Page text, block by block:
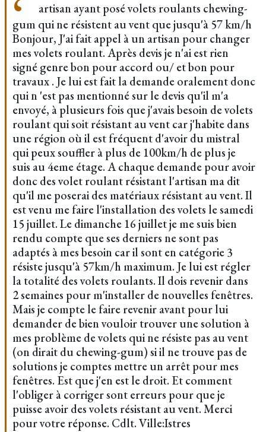
artisan ayant posé volets roulants chewing-
gum qui ne résistent au vent que jusqu'à 57 km/h
Bonjour, J'ai fait appel à un artisan pour changer
mes volets roulant. Après devis je n'ai est rien
signé genre bon pour accord ou/ et bon pour
travaux . Je lui est fait la demande oralement donc
qui n 'est pas mentionné sur le devis qu'il m'a
envoyé, à plusieurs fois que j'avais besoin de volets
roulant qui soit résistant au vent car j'habite dans
une région où il est fréquent d'avoir du mistral
qui peux souffler à plus de 100km/h de plus je
suis au 4eme étage. A chaque demande pour avoir
donc des volet roulant résistant l'artisan ma dit
qu'il me poserai des matériaux résistant au vent. Il
est venu me faire l'installation des volets le samedi
15 juillet. Le dimanche 16 juillet je me suis bien
rendu compte que ses derniers ne sont pas
adaptés à mes besoin car il sont en catégorie 3
résiste jusqu'à 57km/h maximum. Je lui est régler
la totalité des volets roulants. Il dois revenir dans
2 semaines pour m'installer de nouvelles fenêtres.
Mais je compte le faire revenir avant pour lui
demander de bien vouloir trouver une solution à
mes problème de volets qui ne résiste pas au vent
(on dirait du chewing-gum) si il ne trouve pas de
solutions je comptes mettre un arrêt pour mes
fenêtres. Est que j'en est le droit. Et comment
l'obliger à corriger sont erreurs pour que je
puisse avoir des volets résistant au vent. Merci
pour votre réponse. Cdlt. Ville:Istres